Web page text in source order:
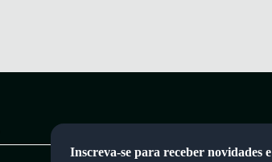
Inscreva-se para receber novidades e